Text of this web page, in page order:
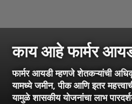
काय आहे फार्मर
फार्मर आयडी म्हणजे शेतकऱ्यांची
यामध्ये जमीन, पीक आणि इतर
यामुळे शासकीय योजनांचा लाभ